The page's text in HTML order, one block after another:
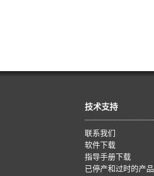
技术支持
联系我们
软件下载
指导手册下载
已停产和过时的产品